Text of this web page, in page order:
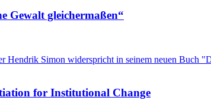
Gewalt gleichermaßen“
Hendrik Simon widerspricht in seinem neuen Buch
for Institutional Change